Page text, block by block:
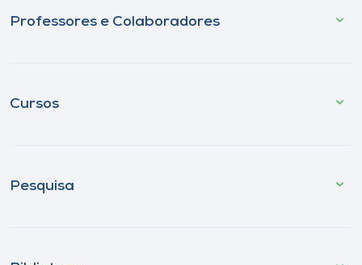
Professores e Colaboradores
Cursos
Pesquisa